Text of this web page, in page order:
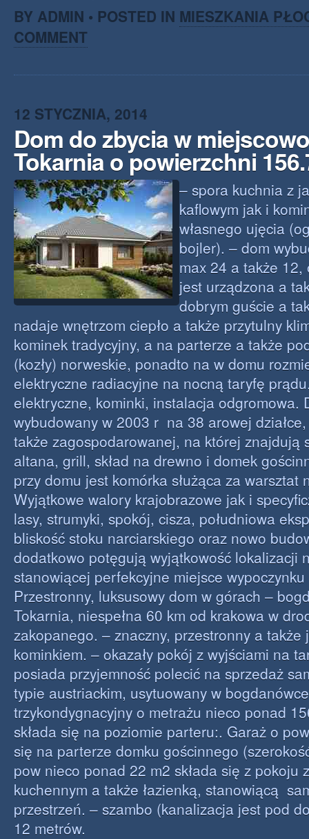
BY ADMIN • POSTED IN MIESZKANIA
COMMENT
12 STYCZNIA, 2014
Dom do zbycia w
Tokarnia o powierzchni
– spora kuchnia z
kaflowym jak i
własnego ujęcia
bojler). – dom
max 24 a także 12,
jest urządzona a
dobrym guście a
nadaje wnętrzom ciepło a także przytulny
kominek tradycyjny, a na parterze a także
(kozły) norweskie, ponadto na w domu
elektryczne radiacyjne na nocną taryfę
elektryczne, kominki, instalacja odgromowa.
wybudowany w 2003 r na 38 arowej
także zagospodarowanej, na której znajdują
altana, grill, skład na drewno i domek
przy domu jest komórka służąca za warsztat
Wyjątkowe walory krajobrazowe jak i
lasy, strumyki, spokój, cisza, południowa
bliskość stoku narciarskiego oraz nowo
dodatkowo potęgują wyjątkowość lokalizacji
stanowiącej perfekcyjne miejsce
Przestronny, luksusowy dom w górach –
Tokarnia, niespełna 60 km od krakowa w
zakopanego. – znaczny, przestronny a także
kominkiem. – okazały pokój z wyjściami na
posiada przyjemność polecić na sprzedaż
typie austriackim, usytuowany w
trzykondygnacyjny o metrażu nieco ponad
składa się na poziomie parteru:. Garaż o
się na parterze domku gościnnego
pow nieco ponad 22 m2 składa się z pokoju
kuchennym a także łazienką, stanowiącą
przestrzeń. – szambo (kanalizacja jest pod
12 metrów.